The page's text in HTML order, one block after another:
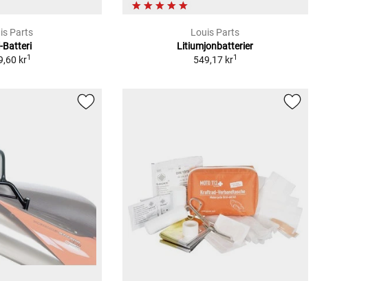
Parts
Batteri
kr1
Louis Parts
Litiumjonbatterier
549,17 kr1